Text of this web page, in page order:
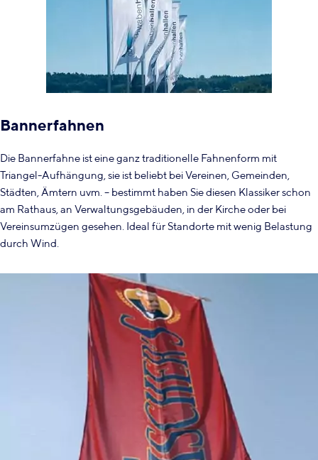
Bannerfahnen
Die Bannerfahne ist eine ganz traditionelle Fahnenform mit
Triangel-Aufhängung, sie ist beliebt bei Vereinen, Gemeinden,
Städten, Ämtern uvm. – bestimmt haben Sie diesen Klassiker schon
am Rathaus, an Verwaltungsgebäuden, in der Kirche oder bei
Vereinsumzügen gesehen. Ideal für Standorte mit wenig Belastung
durch Wind.